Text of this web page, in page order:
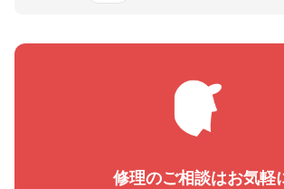
修理のご相談はお気軽